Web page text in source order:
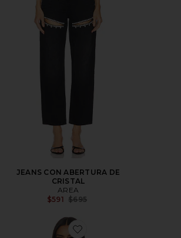
JEANS CON ABERTURA DE
CRISTAL
AREA
$591 Previous price:
$695
Favorite CAZADORA NIRVANA